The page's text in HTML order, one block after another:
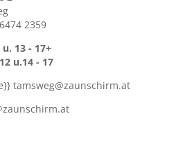
2359
13 - 17+
u.14 - 17
tamsweg@zaunschirm.at